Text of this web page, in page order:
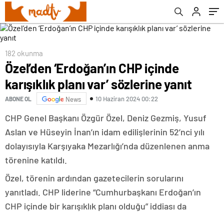
182 okunma
Özel’den ‘Erdoğan’ın CHP içinde
karışıklık planı var’ sözlerine yanıt
ABONE OL News 10 Haziran 2024 00:22
CHP Genel Başkanı Özgür Özel, Deniz Gezmiş, Yusuf
Aslan ve Hüseyin İnan’ın idam edilişlerinin 52’nci yılı
dolayısıyla Karşıyaka Mezarlığı’nda düzenlenen anma
törenine katıldı.
Özel, törenin ardından gazetecilerin sorularını
yanıtladı. CHP liderine “Cumhurbaşkanı Erdoğan’ın
CHP içinde bir karışıklık planı olduğu” iddiası da